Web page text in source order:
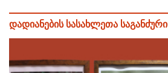
დადიანების სასახლეთა საგანძური